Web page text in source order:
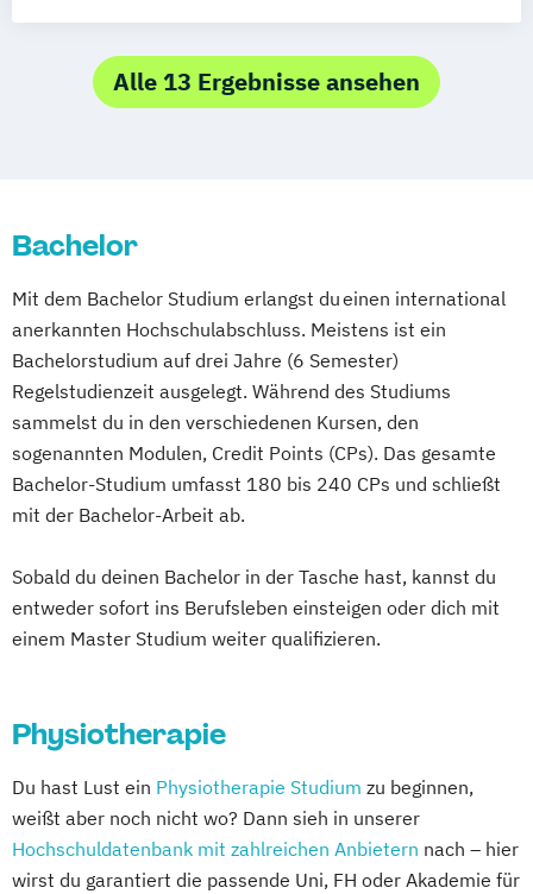
Studienzentrum Hamburg Logistik-Bachelor
Gesundheitswesen
Management und Versorgung im
Kindheitspädagogik
Public Health
Soziale Arbeit (BASA online)
Menschenrechtsprofession
Alle 13 Ergebnisse ansehen
Bachelor
Mit dem Bachelor Studium erlangst du einen international
anerkannten Hochschulabschluss. Meistens ist ein
Bachelorstudium auf drei Jahre (6 Semester)
Regelstudienzeit ausgelegt. Während des Studiums
sammelst du in den verschiedenen Kursen, den
sogenannten Modulen, Credit Points (CPs). Das gesamte
Bachelor-Studium umfasst 180 bis 240 CPs und schließt
mit der Bachelor-Arbeit ab.
Sobald du deinen Bachelor in der Tasche hast, kannst du
entweder sofort ins Berufsleben einsteigen oder dich mit
einem Master Studium weiter qualifizieren.
Physiotherapie
Du hast Lust ein Physiotherapie Studium zu beginnen,
weißt aber noch nicht wo? Dann sieh in unserer
Hochschuldatenbank mit zahlreichen Anbietern nach – hier
wirst du garantiert die passende Uni, FH oder Akademie für